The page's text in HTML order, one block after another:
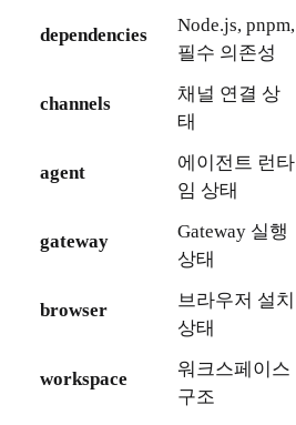
dependencies
Node.js, pnpm,
필수 의존성
channels
채널 연결 상
태
agent
에이전트 런타
임 상태
gateway
Gateway 실행
상태
browser
브라우저 설치
상태
workspace
워크스페이스
구조